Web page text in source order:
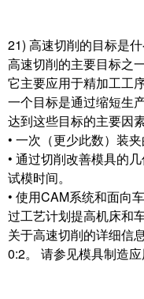
21) 高速切削的目标是什
高速切削的主要目标之
它主要应用于精加工工
一个目标是通过缩短生
达到这些目标的主要因
• 一次（更少此数）装夹
• 通过切削改善模具的
试模时间。
• 使用CAM系统和面向
过工艺计划提高机床和
关于高速切削的详细信
0:2。 请参见模具制造应